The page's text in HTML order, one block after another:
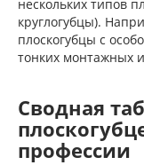
нескольких типов
круглогубцы).
плоскогубцы с
тонких монтажных
Сводная
профессии